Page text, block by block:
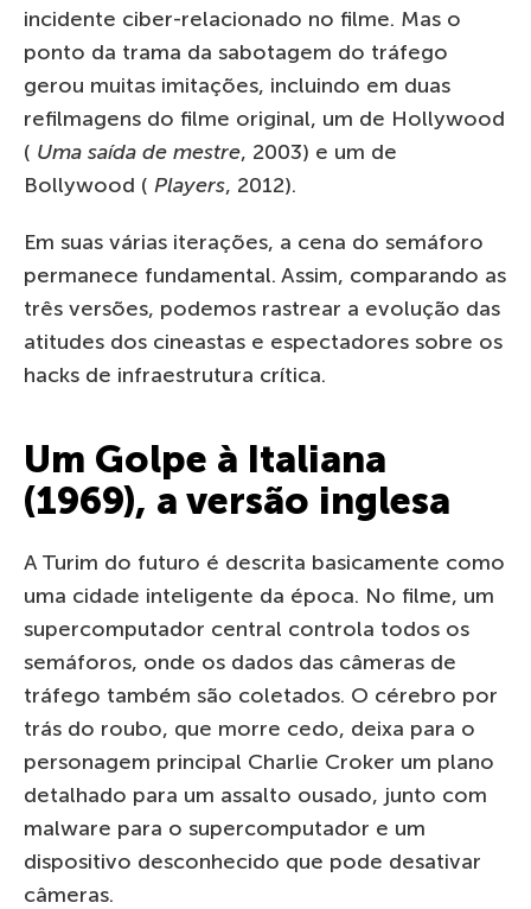
incidente ciber-relacionado no filme. Mas o
ponto da trama da sabotagem do tráfego
gerou muitas imitações, incluindo em duas
refilmagens do filme original, um de Hollywood
( Uma saída de mestre, 2003) e um de
Bollywood ( Players, 2012).
Em suas várias iterações, a cena do semáforo
permanece fundamental. Assim, comparando as
três versões, podemos rastrear a evolução das
atitudes dos cineastas e espectadores sobre os
hacks de infraestrutura crítica.
Um Golpe à Italiana
(1969), a versão inglesa
A Turim do futuro é descrita basicamente como
uma cidade inteligente da época. No filme, um
supercomputador central controla todos os
semáforos, onde os dados das câmeras de
tráfego também são coletados. O cérebro por
trás do roubo, que morre cedo, deixa para o
personagem principal Charlie Croker um plano
detalhado para um assalto ousado, junto com
malware para o supercomputador e um
dispositivo desconhecido que pode desativar
câmeras.